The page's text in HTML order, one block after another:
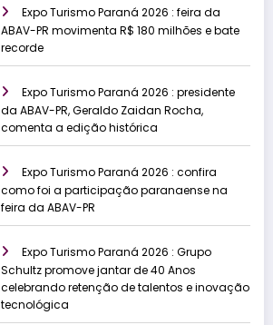
Expo Turismo Paraná 2026 : feira da
ABAV-PR movimenta R$ 180 milhões e bate
recorde
Expo Turismo Paraná 2026 : presidente
da ABAV-PR, Geraldo Zaidan Rocha,
comenta a edição histórica
Expo Turismo Paraná 2026 : confira
como foi a participação paranaense na
feira da ABAV-PR
Expo Turismo Paraná 2026 : Grupo
Schultz promove jantar de 40 Anos
celebrando retenção de talentos e inovação
tecnológica